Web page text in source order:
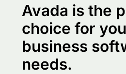
Avada is the
choice for
business
needs.